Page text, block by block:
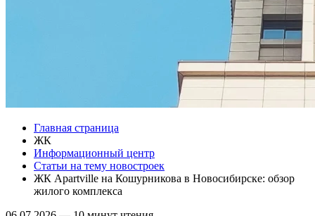
Главная страница
ЖК
Информационный центр
Статьи на тему новостроек
ЖК Apartville на Кошурникова в Новосибирске: обзор
жилого комплекса